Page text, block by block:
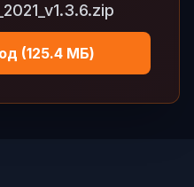
(125.4 МБ)